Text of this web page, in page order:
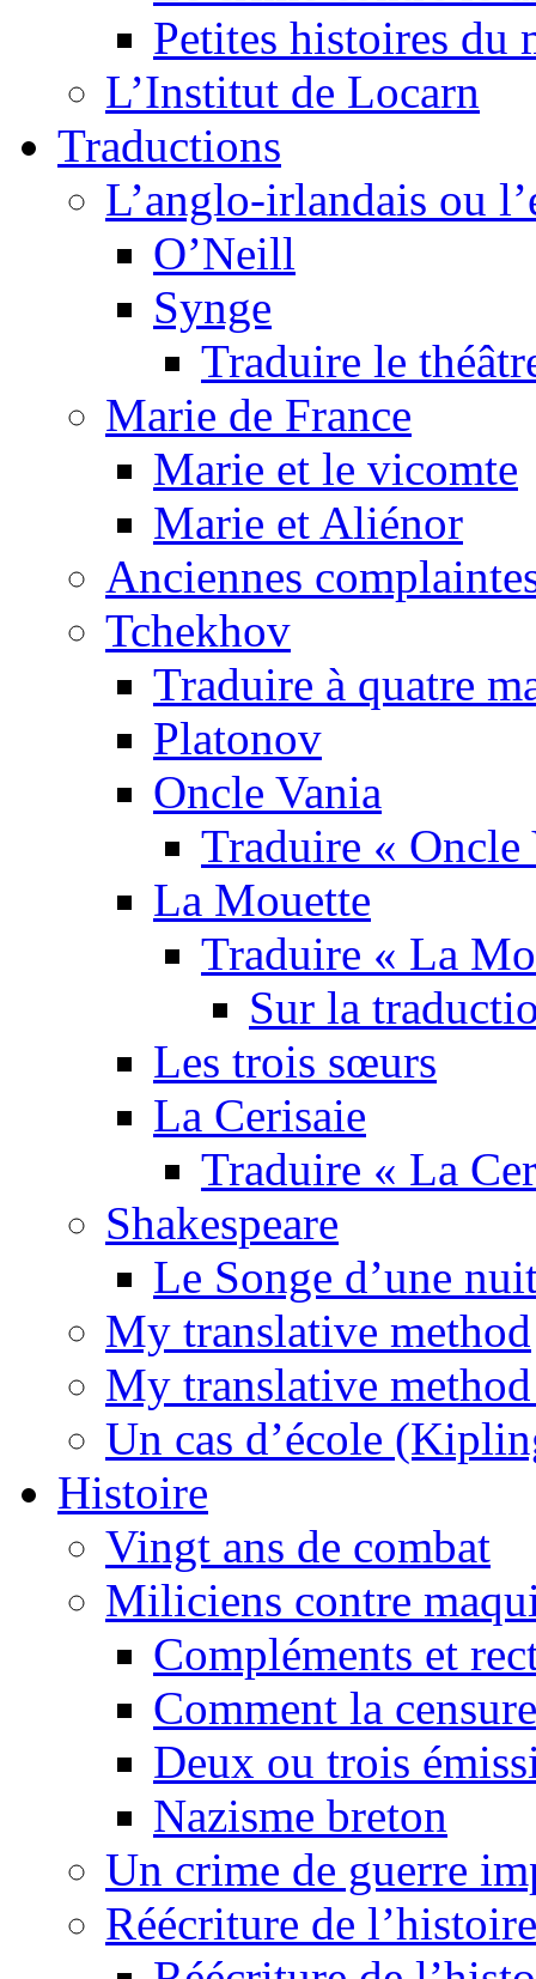
Petites histoires du
L’Institut de Locarn
Traductions
L’anglo-irlandais ou
O’Neill
Synge
Traduire le
Marie de France
Marie et le vicomte
Marie et Aliénor
Anciennes
Tchekhov
Traduire à quatre
Platonov
Oncle Vania
Traduire « Oncle
La Mouette
Traduire « La
Sur la
Les trois sœurs
La Cerisaie
Traduire « La
Shakespeare
Le Songe d’une
My translative method
My translative
Un cas d’école
Histoire
Vingt ans de combat
Miliciens contre
Compléments et
Comment la
Deux ou trois
Nazisme breton
Un crime de guerre
Réécriture de